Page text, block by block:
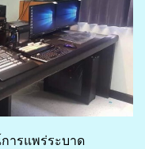
ารแพร่ระบาด